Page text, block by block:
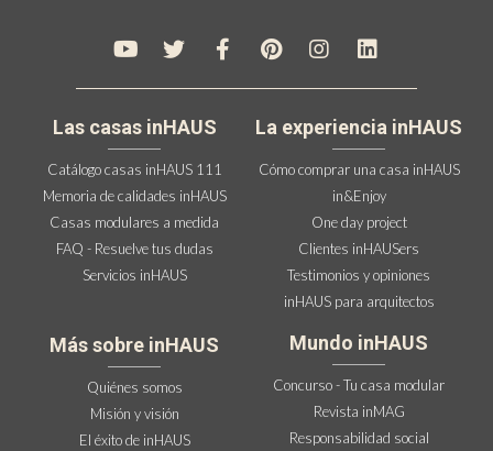
Las casas inHAUS
Catálogo casas inHAUS 111
Memoria de calidades inHAUS
Casas modulares a medida
FAQ - Resuelve tus dudas
Servicios inHAUS
Más sobre inHAUS
Quiénes somos
Misión y visión
El éxito de inHAUS
La experiencia inHAUS
Cómo comprar una casa inHAUS
in&Enjoy
One day project
Clientes inHAUSers
Testimonios y opiniones
inHAUS para arquitectos
Mundo inHAUS
Concurso - Tu casa modular
Revista inMAG
Responsabilidad social